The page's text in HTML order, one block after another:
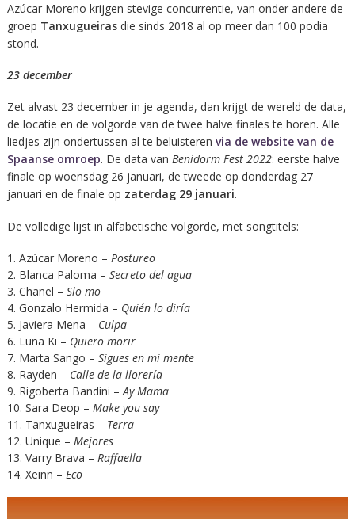
Azúcar Moreno krijgen stevige concurrentie, van onder andere de
groep Tanxugueirasdie sinds 2018 al op meer dan 100 podia
stond.
23 december
Zet alvast 23 december in je agenda, dan krijgt de wereld de data,
de locatie en de volgorde van de twee halve finales te horen. Alle
liedjes zijn ondertussen al te beluisteren via de website van de
Spaanse omroep. De data van Benidorm Fest 2022: eerste halve
finale op woensdag 26 januari, de tweede op donderdag 27
januari en de finale op zaterdag 29 januari.
De volledige lijst in alfabetische volgorde, met songtitels:
Azúcar Moreno – Postureo
Blanca Paloma – Secreto del agua
Chanel – Slo mo
Gonzalo Hermida – Quién lo diría
Javiera Mena – Culpa
Luna Ki – Quiero morir
Marta Sango – Sigues en mi mente
Rayden – Calle de la llorería
Rigoberta Bandini –Ay Mama
Sara Deop – Make you say
Tanxugueiras – Terra
Unique – Mejores
Varry Brava – Raffaella
Xeinn – Eco